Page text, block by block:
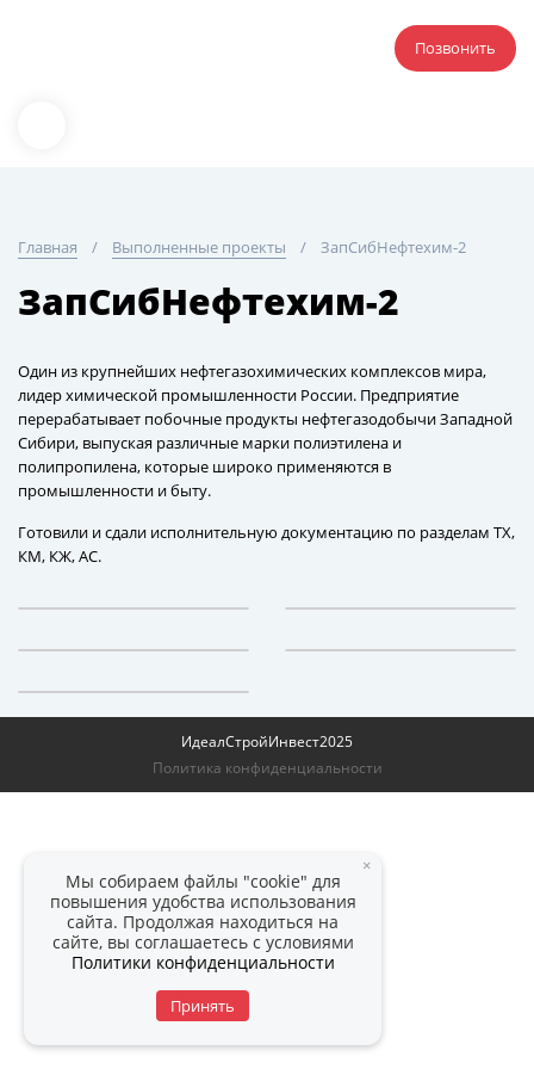
Позвонить
Главная Выполненные проекты ЗапСибНефтехим-2
ЗапСибНефтехим-2
Один из крупнейших нефтегазохимических комплексов мира,
лидер химической промышленности России. Предприятие
перерабатывает побочные продукты нефтегазодобычи Западной
Сибири, выпуская различные марки полиэтилена и
полипропилена, которые широко применяются в
промышленности и быту.
Готовили и сдали исполнительную документацию по разделам ТХ,
КМ, КЖ, АС.
ИдеалСтройИнвест2025
Политика конфиденциальности
×
Мы собираем файлы "cookie" для
повышения удобства использования
сайта. Продолжая находиться на
сайте, вы соглашаетесь с условиями
Политики конфиденциальности
Принять